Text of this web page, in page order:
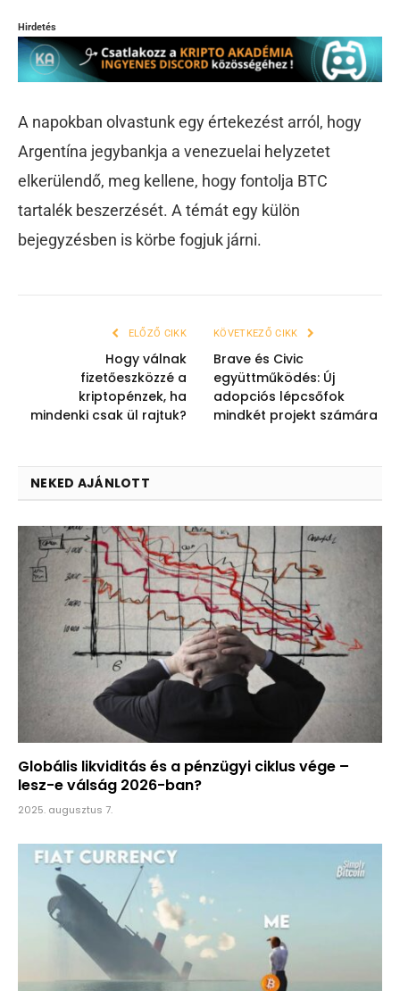
Hirdetés
A napokban olvastunk egy értekezést arról, hogy
Argentína jegybankja a venezuelai helyzetet
elkerülendő, meg kellene, hogy fontolja BTC
tartalék beszerzését. A témát egy külön
bejegyzésben is körbe fogjuk járni.
ELŐZŐ CIKK
Hogy válnak
fizetőeszközzé a
kriptopénzek, ha
mindenki csak ül rajtuk?
KÖVETKEZŐ CIKK
Brave és Civic
együttműködés: Új
adopciós lépcsőfok
mindkét projekt számára
NEKED AJÁNLOTT
Globális likviditás és a pénzügyi ciklus vége –
lesz-e válság 2026-ban?
2025. augusztus 7.